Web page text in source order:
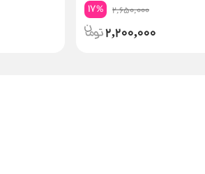
2,650,000
17%
2,200,000